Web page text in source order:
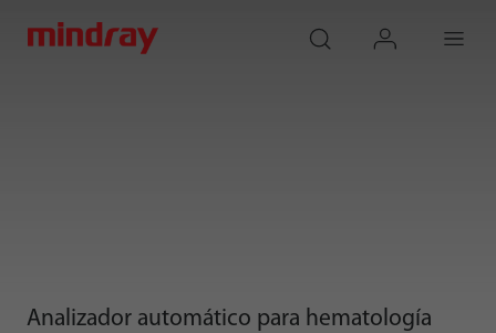
Analizador automático para hematología